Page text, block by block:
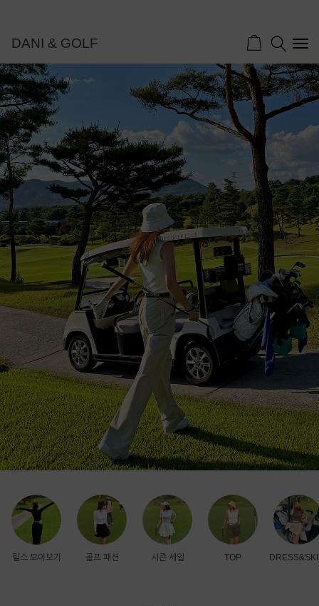
DANI & GOLF
릴스 모아보기 골프 패션 시즌 세일 TOP